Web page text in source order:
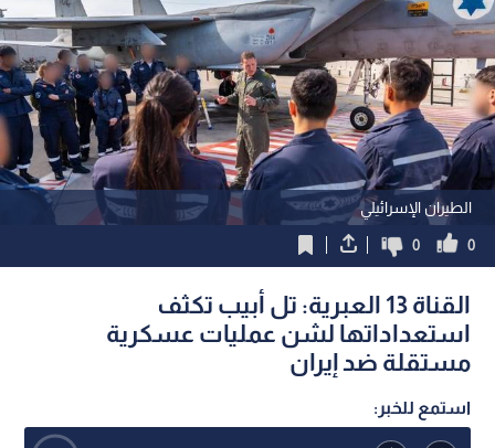
الطيران الإسرائيلي
0
0
القناة 13 العبرية: تل أبيب تكثف
استعداداتها لشن عمليات عسكرية
مستقلة ضد إيران
استمع للخبر: